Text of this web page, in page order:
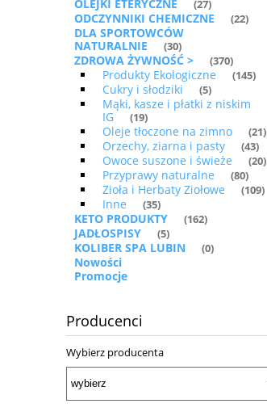
OLEJKI ETERYCZNE (27)
ODCZYNNIKI CHEMICZNE (22)
DLA SPORTOWCÓW
NATURALNIE
(30)
ZDROWA ŻYWNOŚĆ > (370)
Produkty Ekologiczne (145)
Cukry i słodziki (5)
Mąki, kasze i płatki z niskim
IG
(19)
Oleje tłoczone na zimno (21)
Orzechy, ziarna i pasty (43)
Owoce suszone i świeże (20)
Przyprawy naturalne (80)
Zioła i Herbaty Ziołowe (109)
Inne (35)
KETO PRODUKTY (162)
JADŁOSPISY (5)
KOLIBER SPA LUBIN (0)
Nowości
Promocje
Producenci
Wybierz producenta